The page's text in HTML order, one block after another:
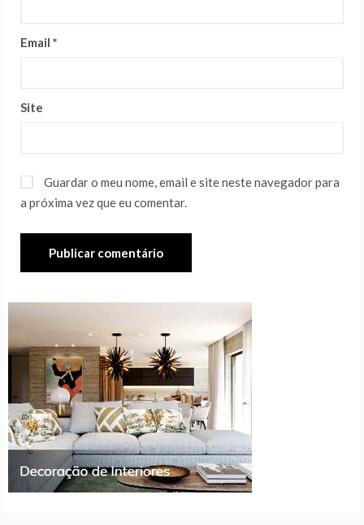
Email *
Site
Guardar o meu nome, email e site neste navegador para
a próxima vez que eu comentar.